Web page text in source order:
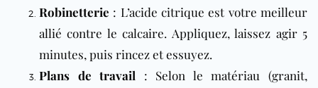
Robinetterie : L’acide citrique est votre meilleur
allié contre le calcaire. Appliquez, laissez agir 5
minutes, puis rincez et essuyez.
Plans de travail : Selon le matériau (granit,